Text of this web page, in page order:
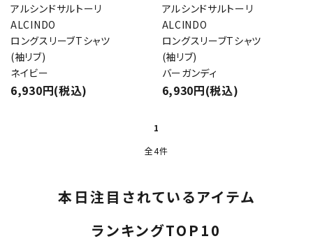
アルシンドサルトーリ
ALCINDO
ロングスリーブTシャツ
(袖リブ)
ネイビー
6,930円(税込)
アルシンドサルトーリ
ALCINDO
ロングスリーブTシャツ
(袖リブ)
バーガンディ
6,930円(税込)
1
全4件
本日注目されているアイテム
ランキングTOP10